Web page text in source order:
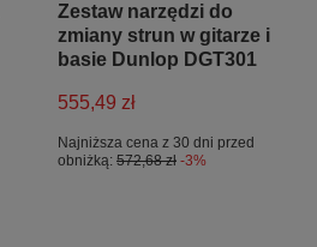
Zestaw narzędzi do
zmiany strun w gitarze i
basie Dunlop DGT301
555,49 zł
Najniższa cena z 30 dni przed
obniżką: 572,68 zł -3%